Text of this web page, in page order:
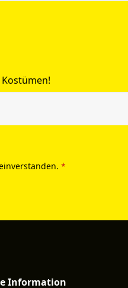
*
Information